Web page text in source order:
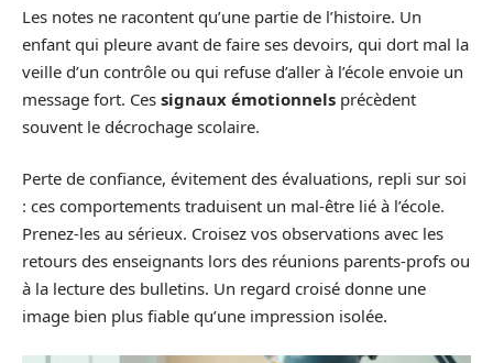
Les notes ne racontent qu’une partie de l’histoire. Un
enfant qui pleure avant de faire ses devoirs, qui dort mal la
veille d’un contrôle ou qui refuse d’aller à l’école envoie un
message fort. Ces signaux émotionnels précèdent
souvent le décrochage scolaire.
Perte de confiance, évitement des évaluations, repli sur soi
: ces comportements traduisent un mal-être lié à l’école.
Prenez-les au sérieux. Croisez vos observations avec les
retours des enseignants lors des réunions parents-profs ou
à la lecture des bulletins. Un regard croisé donne une
image bien plus fiable qu’une impression isolée.